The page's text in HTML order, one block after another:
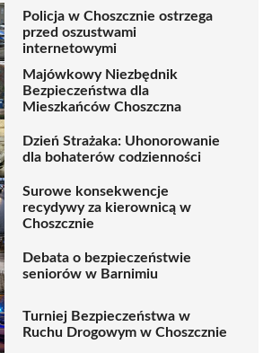
Policja w Choszcznie ostrzega
przed oszustwami
internetowymi
Majówkowy Niezbędnik
Bezpieczeństwa dla
Mieszkańców Choszczna
Dzień Strażaka: Uhonorowanie
dla bohaterów codzienności
Surowe konsekwencje
recydywy za kierownicą w
Choszcznie
Debata o bezpieczeństwie
seniorów w Barnimiu
Turniej Bezpieczeństwa w
Ruchu Drogowym w Choszcznie